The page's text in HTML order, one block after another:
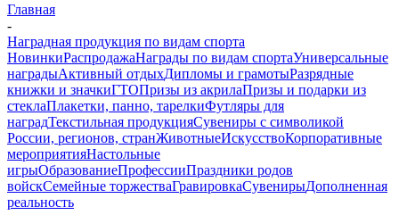
Главная
-
Наградная продукция по видам спорта
НовинкиРаспродажаНаграды по видам спортаУниверсальные
наградыАктивный отдыхДипломы и грамотыРазрядные
книжки и значкиГТОПризы из акрилаПризы и подарки из
стеклаПлакетки, панно, тарелкиФутляры для
наградТекстильная продукцияСувениры с символикой
России, регионов, странЖивотныеИскусствоКорпоративные
мероприятияНастольные
игрыОбразованиеПрофессииПраздники родов
войскСемейные торжестваГравировкаСувенирыДополненная
реальность